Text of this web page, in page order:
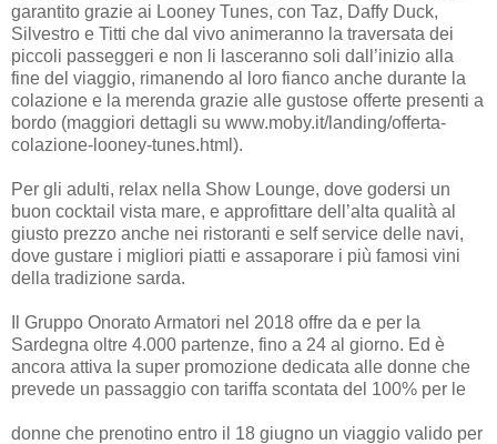
garantito grazie ai Looney Tunes, con Taz, Daffy Duck,
Silvestro e Titti che dal vivo animeranno la traversata dei
piccoli passeggeri e non li lasceranno soli dall’inizio alla
fine del viaggio, rimanendo al loro fianco anche durante la
colazione e la merenda grazie alle gustose offerte presenti a
bordo (maggiori dettagli su www.moby.it/landing/offerta-
colazione-looney-tunes.html).
Per gli adulti, relax nella Show Lounge, dove godersi un
buon cocktail vista mare, e approfittare dell’alta qualità al
giusto prezzo anche nei ristoranti e self service delle navi,
dove gustare i migliori piatti e assaporare i più famosi vini
della tradizione sarda.
Il Gruppo Onorato Armatori nel 2018 offre da e per la
Sardegna oltre 4.000 partenze, fino a 24 al giorno. Ed è
ancora attiva la super promozione dedicata alle donne che
prevede un passaggio con tariffa scontata del 100% per le
donne che prenotino entro il 18 giugno un viaggio valido per